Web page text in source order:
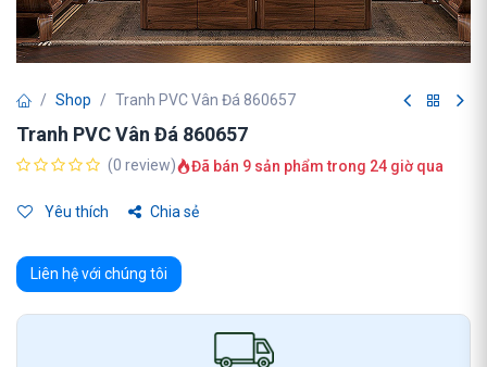
Shop Tranh PVC Vân Đá 860657
Tranh PVC Vân Đá 860657
(0 review) Đã bán 9 sản phẩm trong 24 giờ qua
Yêu thích Chia sẻ
Liên hệ với chúng tôi